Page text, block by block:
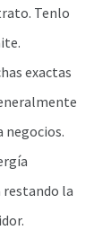
Tenlo
exactas
negocios.
la